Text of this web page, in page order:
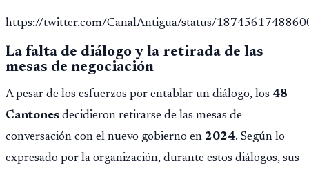
https://twitter.com/CanalAntigua/status/
La falta de diálogo y la retirada de las
mesas de negociación
A pesar de los esfuerzos por entablar un diálogo, los 48
Cantones decidieron retirarse de las mesas de
conversación con el nuevo gobierno en 2024. Según lo
expresado por la organización, durante estos diálogos, sus